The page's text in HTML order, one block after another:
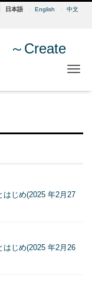
日本語 English
中文
～Create
じめ(2025 年2月27
じめ(2025 年2月26